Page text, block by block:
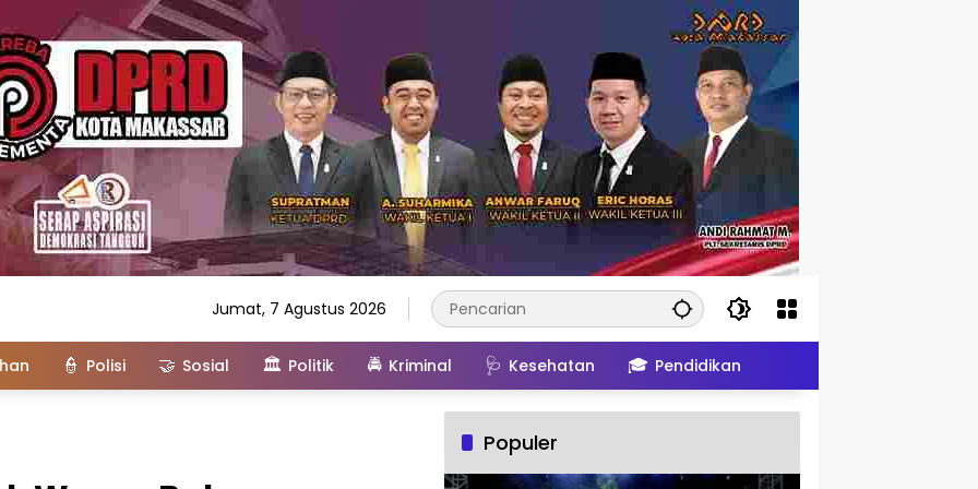
Jumat, 7 Agustus 2026
👮 Polisi 🤝 Sosial 🏛️ Politik 🚔 Kriminal 🩺 Kesehatan 🎓 Pendidikan
Populer